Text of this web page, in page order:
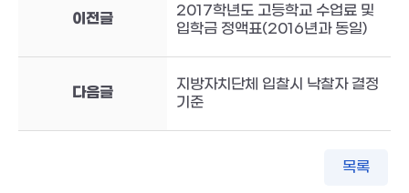
이전글
2017학년도 고등학교 수업료 및
입학금 정액표(2016년과 동일)
다음글
지방자치단체 입찰시 낙찰자 결정
기준
목록